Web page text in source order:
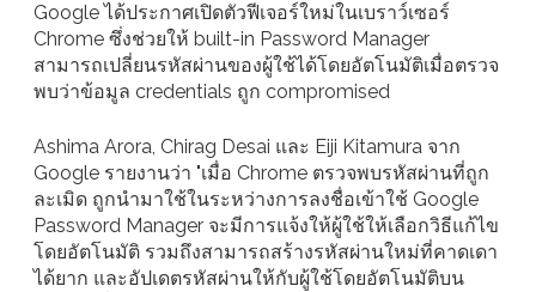
Google ได้ประกาศเปิดตัวฟีเจอร์ใหม่ในเบราว์เซอร์
Chrome ซึ่งช่วยให้ built-in Password Manager
สามารถเปลี่ยนรหัสผ่านของผู้ใช้ได้โดยอัตโนมัติเมื่อตรวจ
พบว่าข้อมูล credentials ถูก compromised
Ashima Arora, Chirag Desai และ Eiji Kitamura จาก
Google รายงานว่า "เมื่อ Chrome ตรวจพบรหัสผ่านที่ถูก
ละเมิด ถูกนำมาใช้ในระหว่างการลงชื่อเข้าใช้ Google
Password Manager จะมีการแจ้งให้ผู้ใช้ให้เลือกวิธีแก้ไข
โดยอัตโนมัติ รวมถึงสามารถสร้างรหัสผ่านใหม่ที่คาดเดา
ได้ยาก และอัปเดตรหัสผ่านให้กับผู้ใช้โดยอัตโนมัติบน